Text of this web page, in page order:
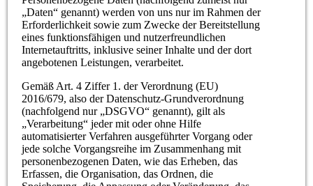
„Daten“ genannt) werden von uns nur im Rahmen der
Erforderlichkeit sowie zum Zwecke der Bereitstellung
eines funktionsfähigen und nutzerfreundlichen
Internetauftritts, inklusive seiner Inhalte und der dort
angebotenen Leistungen, verarbeitet.
Gemäß Art. 4 Ziffer 1. der Verordnung (EU)
2016/679, also der Datenschutz-Grundverordnung
(nachfolgend nur „DSGVO“ genannt), gilt als
„Verarbeitung“ jeder mit oder ohne Hilfe
automatisierter Verfahren ausgeführter Vorgang oder
jede solche Vorgangsreihe im Zusammenhang mit
personenbezogenen Daten, wie das Erheben, das
Erfassen, die Organisation, das Ordnen, die